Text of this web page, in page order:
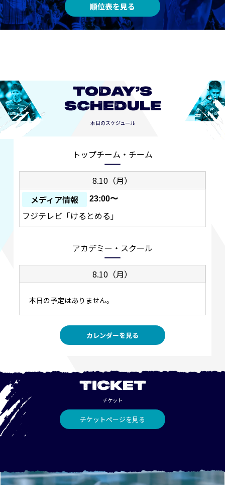
順位表を見る
TODAY’S
SCHEDULE
本日のスケジュール
トップチーム・チーム
8.10（月）
メディア情報
23:00〜
フジテレビ「けるとめる」
アカデミー・スクール
8.10（月）
本日の予定はありません。
カレンダーを見る
TICKET
チケット
チケットページを見る